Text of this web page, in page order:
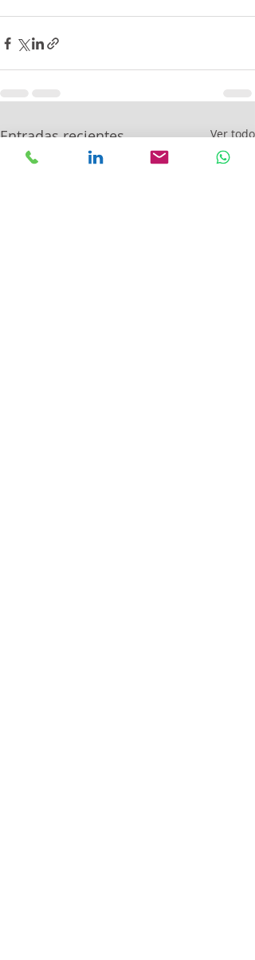
Entradas recientes Ver todo